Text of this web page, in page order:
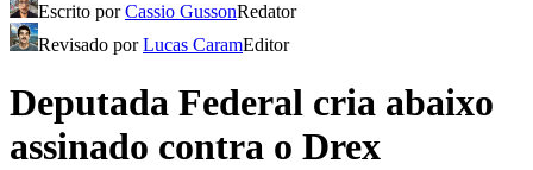
Escrito porCassio GussonRedator
Revisado porLucas CaramEditor
Deputada Federal cria abaixo
assinado contra o Drex